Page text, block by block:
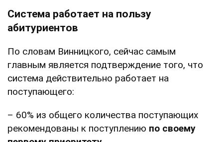
Система работает на пользу
абитуриентов
По словам Винницкого, сейчас самым
главным является подтверждение того, что
система действительно работает на
поступающего:
– 60% из общего количества поступающих
рекомендованы к поступлению по своему